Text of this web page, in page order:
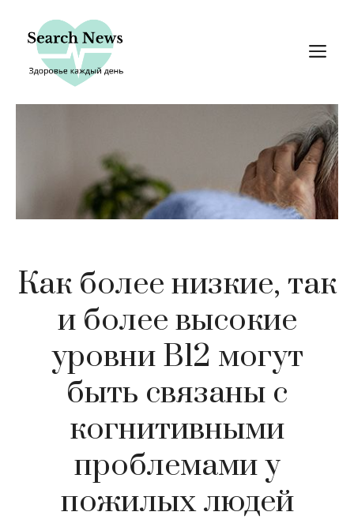
содержимому
Как более низкие, так
и более высокие
уровни B12 могут
быть связаны с
когнитивными
проблемами у
пожилых людей